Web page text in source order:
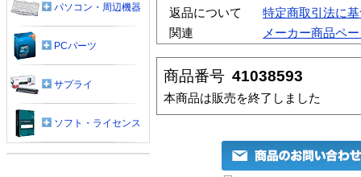
返品について
特定商取引法に
関連
メーカー商品ペ
商品番号 41038593
本商品は販売を終了しました
パソコン・周辺機器
PCパーツ
サプライ
ソフト・ライセンス